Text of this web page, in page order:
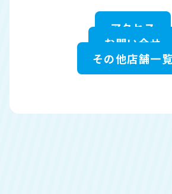
アクセス
お問い合せ
その他店舗一覧